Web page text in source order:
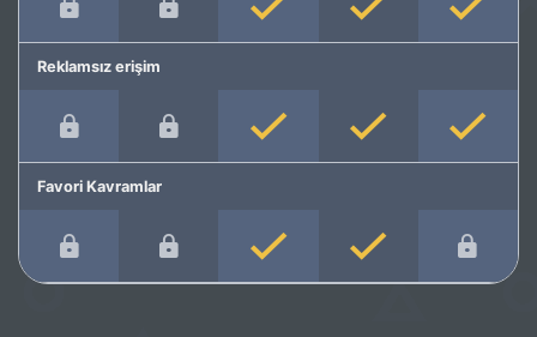
Reklamsız erişim
Favori Kavramlar